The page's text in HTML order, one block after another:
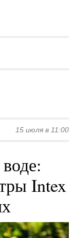
15 июля в 11:00
Intex